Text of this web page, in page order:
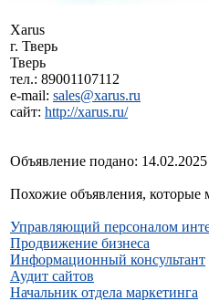
Xarus
г. Тверь
Тверь
тел.: 89001107112
e-mail: sales@xarus.ru
сайт: http://xarus.ru/
Объявление подано:
Похожие объявления, которые
Управляющий персоналом
Продвижение бизнеса
Информационный консультант
Аудит сайтов
Начальник отдела маркетинга